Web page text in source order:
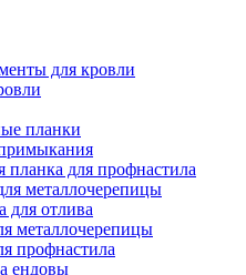
для кровли
планки
планка для профнастила
металлочерепицы
для отлива
металлочерепицы
профнастила
ендовы